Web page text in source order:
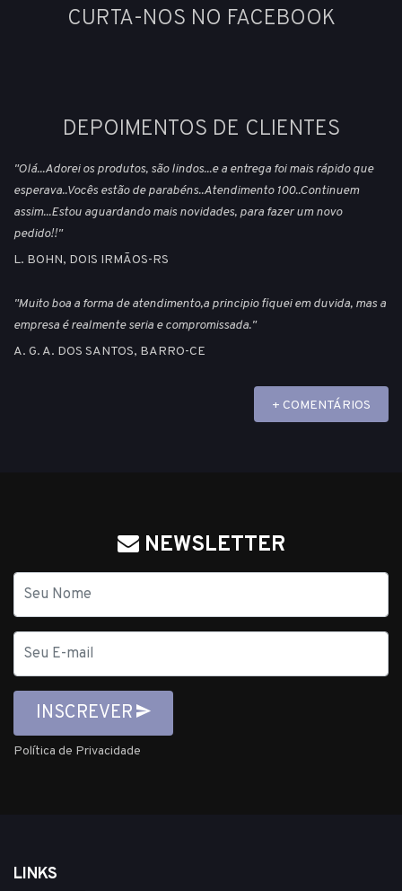
CURTA-NOS NO FACEBOOK
DEPOIMENTOS DE CLIENTES
"Olá...Adorei os produtos, são lindos...e a entrega foi mais rápido que
esperava..Vocês estão de parabéns..Atendimento 100..Continuem
assim...Estou aguardando mais novidades, para fazer um novo
pedido!!"
L. BOHN, DOIS IRMÃOS-RS
"Muito boa a forma de atendimento,a principio fiquei em duvida, mas a
empresa é realmente seria e compromissada."
A. G. A. DOS SANTOS, BARRO-CE
+ COMENTÁRIOS
NEWSLETTER
mail
INSCREVER
Política de Privacidade
LINKS